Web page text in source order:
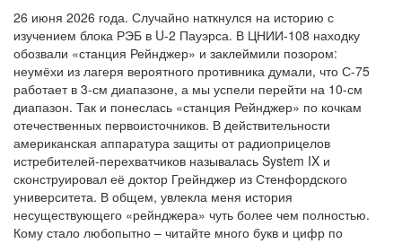
26 июня 2026 года. Случайно наткнулся на историю с
изучением блока РЭБ в U-2 Пауэрса. В ЦНИИ-108 находку
обозвали «станция Рейнджер» и заклеймили позором:
неумёхи из лагеря вероятного противника думали, что С-75
работает в 3-см диапазоне, а мы успели перейти на 10-см
диапазон. Так и понеслась «станция Рейнджер» по кочкам
отечественных первоисточников. В действительности
американская аппаратура защиты от радиоприцелов
истребителей-перехватчиков называлась System IX и
сконструировал её доктор Грейнджер из Стенфордского
университета. В общем, увлекла меня история
несуществующего «рейнджера» чуть более чем полностью.
Кому стало любопытно – читайте много букв и цифр по